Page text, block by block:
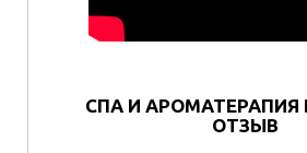
СПА И АРОМАТЕРАПИЯ
ОТЗЫВ